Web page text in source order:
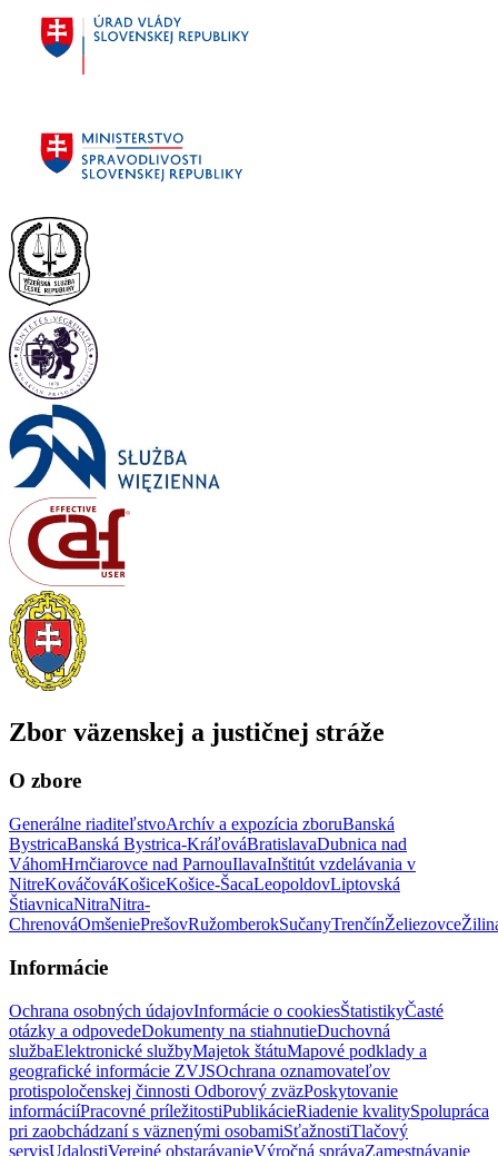
Zbor väzenskej a justičnej stráže
O zbore
Generálne riaditeľstvoArchív a expozícia zboruBanská
BystricaBanská Bystrica-KráľováBratislavaDubnica nad
VáhomHrnčiarovce nad ParnouIlavaInštitút vzdelávania v
NitreKováčováKošiceKošice-ŠacaLeopoldovLiptovská
ŠtiavnicaNitraNitra-
ChrenováOmšeniePrešovRužomberokSučanyTrenčínŽeliezovce
Informácie
Ochrana osobných údajovInformácie o cookiesŠtatistikyČasté
otázky a odpovedeDokumenty na stiahnutieDuchovná
službaElektronické službyMajetok štátuMapové podklady a
geografické informácie ZVJSOchrana oznamovateľov
protispoločenskej činnosti Odborový zväzPoskytovanie
informáciíPracovné príležitostiPublikácieRiadenie kvalitySpolupráca
pri zaobchádzaní s väznenými osobamiSťažnostiTlačový
servisUdalostiVerejné obstarávanieVýročná správaZamestnávanie